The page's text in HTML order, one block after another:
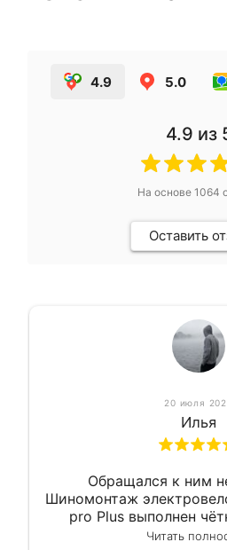
4.9 5.0
4.9 из
На основе 1064
Оставить
20 июля
Илья
Обращался к ним
Шиномонтаж
pro Plus выполнен
квалифицированно.
Читать